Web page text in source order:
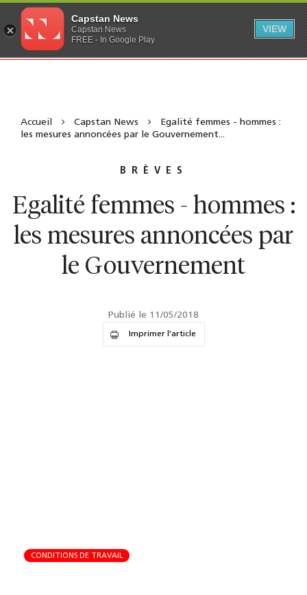
Accueil Capstan News
Egalité femmes - hommes :
les mesures annoncées par le Gouvernement...
BRÈVES
Egalité femmes - hommes :
les mesures annoncées par
le Gouvernement
Publié le 11/05/2018
Imprimer l'article
CONDITIONS DE TRAVAIL
Capstan News
Capstan News
FREE - In Google Play
VIEW